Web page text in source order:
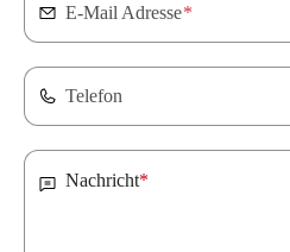
E-Mail Adresse*
Telefon
Nachricht*